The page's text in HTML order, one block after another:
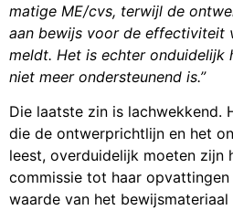
matige ME/cvs, terwijl de
aan bewijs voor de effectiviteit
meldt. Het is echter onduidelijk
niet meer ondersteunend is.”
Die laatste zin is lachwekkend.
die de ontwerprichtlijn en het
leest, overduidelijk moeten zijn
commissie tot haar
waarde van het bewijsmateriaal